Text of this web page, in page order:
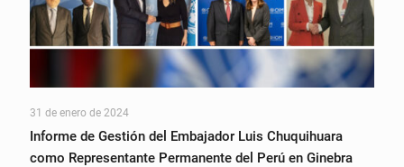
31 de enero de 2024
Informe de Gestión del Embajador Luis Chuquihuara
como Representante Permanente del Perú en Ginebra